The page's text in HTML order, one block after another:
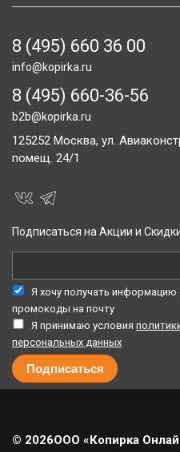
8 (495) 660 36 00
info@kopirka.ru
8 (495) 660-36-56
b2b@kopirka.ru
125252 Москва, ул.
помещ. 24/1
Подписаться на Акции и
Я хочу получать информацию
промокоды на почту
Я принимаю условия
персональных данных
© 2026ООО «Копирка